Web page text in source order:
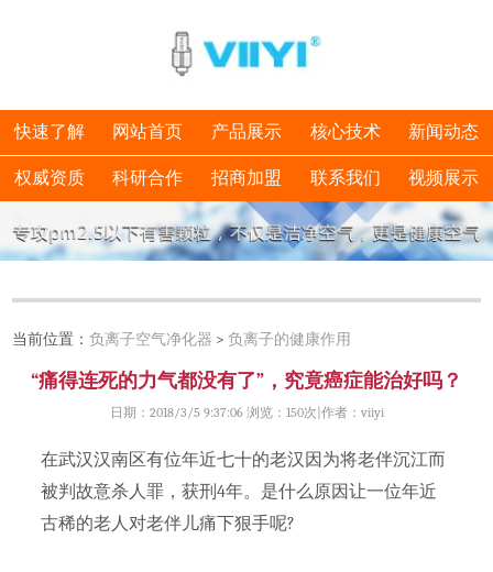
快速了解 网站首页 产品展示 核心技术 新闻动态
权威资质 科研合作 招商加盟 联系我们 视频展示
当前位置：负离子空气净化器 >负离子的健康作用
“痛得连死的力气都没有了”，究竟癌症能治好吗？
日期：2018/3/5 9:37:06 浏览： 150次|作者：viiyi
在武汉汉南区有位年近七十的老汉因为将老伴沉江而
被判故意杀人罪，获刑4年。是什么原因让一位年近
古稀的老人对老伴儿痛下狠手呢?